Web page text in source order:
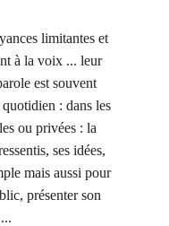
limitantes et
à la voix ... leur
est souvent
: dans les
ou privées : la
ses idées,
mais aussi pour
présenter son